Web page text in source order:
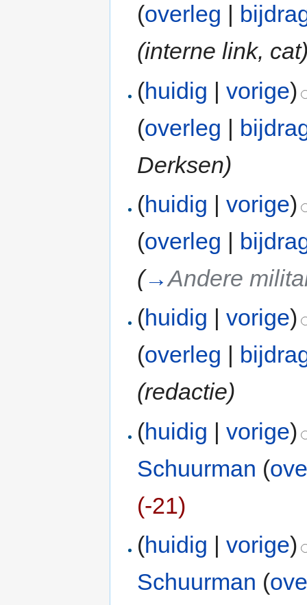
(overleg |
(interne link,
(huidig |vorige)
(overleg |
Derksen)
(huidig |vorige)
(overleg |
(→Andere
(huidig |vorige)
(overleg
(redactie)
(huidig |vorige)
Schuurman (
(-21)
(huidig |vorige)
Schuurman (